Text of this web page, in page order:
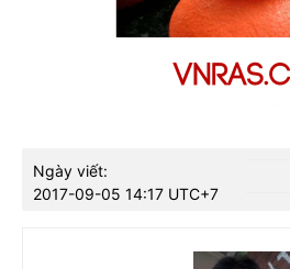
Ngày viết:
2017-09-05 14:17 UTC+7